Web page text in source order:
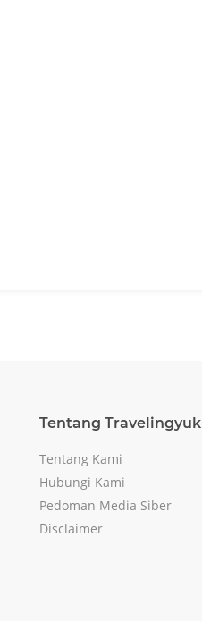
Tentang Travelingyuk
Tentang Kami
Hubungi Kami
Pedoman Media Siber
Disclaimer